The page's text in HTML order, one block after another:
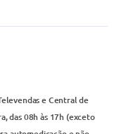
e Central de
das 08h às 17h (exceto